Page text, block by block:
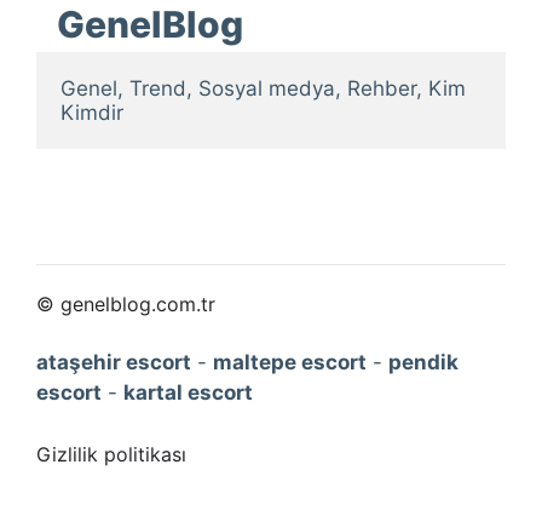
GenelBlog
Genel, Trend, Sosyal medya, Rehber, Kim
Kimdir
© genelblog.com.tr
ataşehir escort - maltepe escort - pendik
escort - kartal escort
Gizlilik politikası